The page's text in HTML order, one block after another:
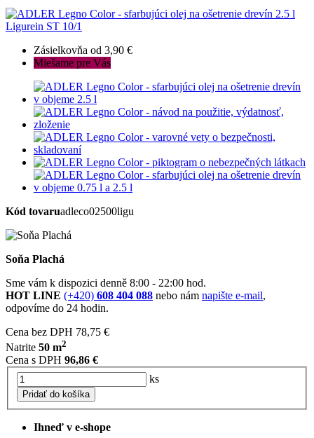
Zásielkovňa od 3,90 €
Miešame pre Vás
Kód tovaruadleco02500ligu
Soňa Plachá
Sme vám k dispozici denně 8:00 - 22:00 hod.
HOT LINE (+420) 608 404 088 nebo nám napište e-mail,
odpovíme do 24 hodin.
Cena bez DPH 78,75 €
Natrite 50 m2
Cena s DPH 96,86 €
ks
Pridať do košíka
Ihneď v e-shope